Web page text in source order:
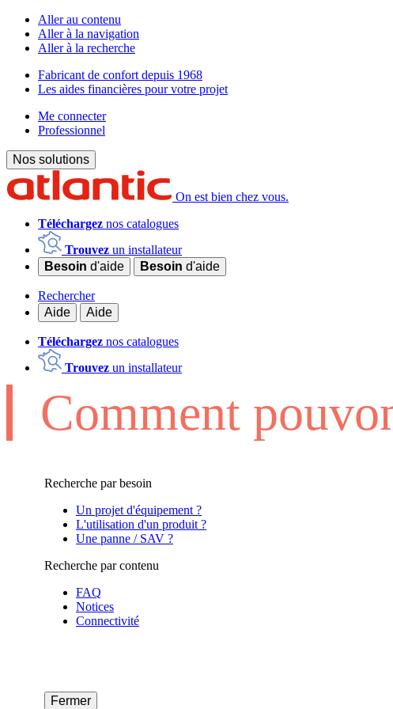
Aller au contenu
Aller à la navigation
Aller à la recherche
Fabricant de confort depuis 1968
Les aides financières pour votre projet
Me connecter
Professionnel
Nos solutions
On est bien chez vous.
Téléchargez nos catalogues
Trouvez un installateur
Besoin d'aide Besoin d'aide
Rechercher
Aide
Aide
Téléchargez nos catalogues
Trouvez un installateur
Comment
Recherche par besoin
Un projet d'équipement ?
L'utilisation d'un produit ?
Une panne / SAV ?
Recherche par contenu
FAQ
Notices
Connectivité
Fermer